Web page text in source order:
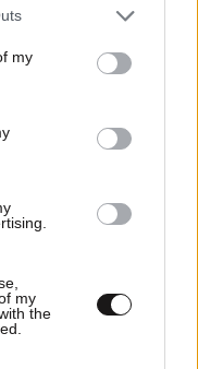
one or more Google
You may click to
third-party tags to
in below Google
my
my
the
σύζυγος των
«Έχασα και
έχασα όλα»